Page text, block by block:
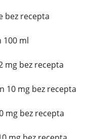
bez recepta
100 ml
mg bez recepta
10 mg bez recepta
mg bez recepta